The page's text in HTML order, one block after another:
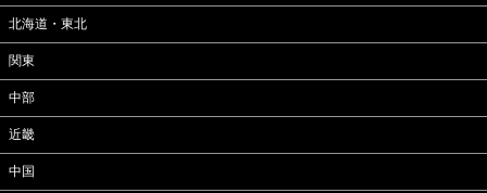
北海道・東北
関東
中部
近畿
中国